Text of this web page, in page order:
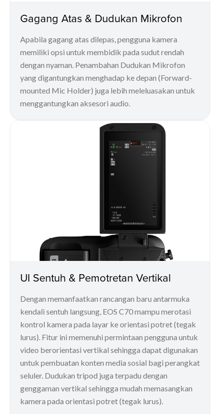
Gagang Atas & Dudukan Mikrofon
Apabila gagang atas dilepas, pengguna kamera
memiliki opsi untuk membidik pada sudut rendah
dengan nyaman. Penambahan Dudukan Mikrofon
yang digantungkan menghadap ke depan (Forward-
mounted Mic Holder) juga lebih meleluasakan untuk
menggantungkan aksesori audio.
UI Sentuh & Pemotretan Vertikal
Dengan memanfaatkan rancangan baru antarmuka
kendali sentuh langsung, EOS C70 mampu merotasi
kontrol kamera pada layar ke orientasi potret (tegak
lurus). Fitur ini memenuhi permintaan pengguna untuk
video berorientasi vertikal sehingga dapat digunakan
untuk pembuatan konten media sosial bagi perangkat
seluler. Dudukan tripod juga terpadu dengan
genggaman vertikal sehingga mudah memasangkan
kamera pada orientasi potret (tegak lurus).